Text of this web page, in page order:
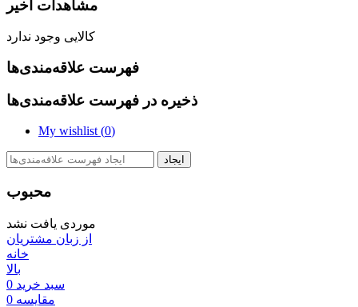
مشاهدات اخیر
کالایی وجود ندارد
فهرست علاقه‌مندی‌ها
ذخیره در فهرست علاقه‌مندی‌ها
My wishlist (0)
ایجاد
محبوب
موردی یافت نشد
از زبان مشتریان
خانه
بالا
سبد خرید 0
مقایسه 0